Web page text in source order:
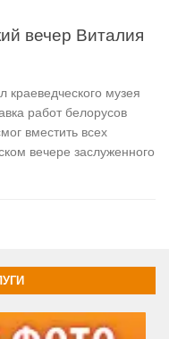
вечер Виталия
краеведческого музея
работ белорусов
вместить всех
вечере заслуженного